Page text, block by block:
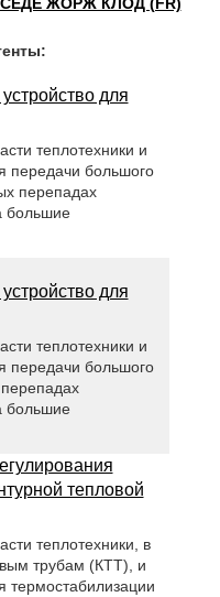
для
теплотехники и
передачи большого
перепадах
большие
для
теплотехники и
передачи большого
большие
тепловой
теплотехники, в
трубам (КТТ), и
термостабилизации